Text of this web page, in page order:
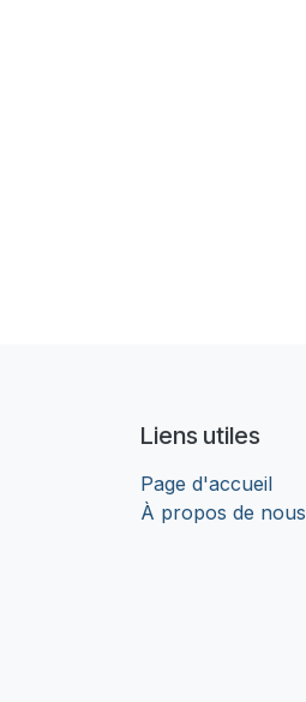
Liens utiles
Page d'accueil
À propos de nous